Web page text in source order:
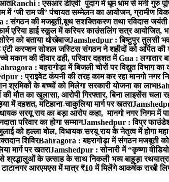
Ranchi : एसआर डीएवी पुंदाग में धूम धाम से मनी गुरु
में ‘जी राम जी’ पंचायत सम्मेलन का आयोजन, ग्रामीण
: संगठन की मजबूती,बूथ सशक्तिकरण तथा रविदास जयंती
एरिया हाई स्कूल में करियर काउंसलिंग सत्र आयोजित,
को बताया धोखेबाजJamshedpur : बिष्टुपुर तुलसी
करप्शन सोशल जस्टिस संगठन ने शहीदों को अर्पित की
मकान की दीवार ढही, परिवार दहशत मेंGua : लगातार
: बहरागोड़ा में बिजली चोरों पर विद्युत विभाग
: प्राइवेट कंपनी की तरह काम कर रहा मानगो नगर
श्रमिकों के बच्चों को मिलेगा सरकारी योजना का लाभ
मौत का खुलासा, आरोपी गिरफ्तार, बिना लाइसेंस चला
दहशत, मटिहाना-चाकुलिया मार्ग पर खतरा
सरयू राय का बड़ा आरोप कहा, मानगो नगर निगम में
परिवार का होगा सम्मानJamshedpur : विप्र
को हल्ला बोल, विधायक सरयू राय के नेतृत्व में होगा
शिविरBahragora : बहरागोड़ा में संगठन मजबूती
मार्ग पर खतराJamshedpur : सोनारी में “कृष्णा
श्रद्धालुओं के उत्साह के साथ निकली भव्य बाहुड़ा
आरएमएस में मात्र ₹10 में मिलेंगे आकर्षक राखी